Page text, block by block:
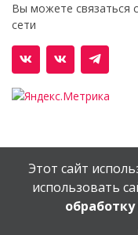
Вы можете связаться
сети
© Орехово-
Этот сайт
использовать